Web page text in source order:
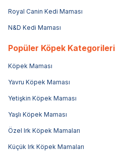
Royal Canin Kedi Maması
N&D Kedi Maması
Popüler Köpek Kategorileri
Köpek Maması
Yavru Köpek Maması
Yetişkin Köpek Maması
Yaşlı Köpek Maması
Özel Irk Köpek Mamaları
Küçük Irk Köpek Mamaları